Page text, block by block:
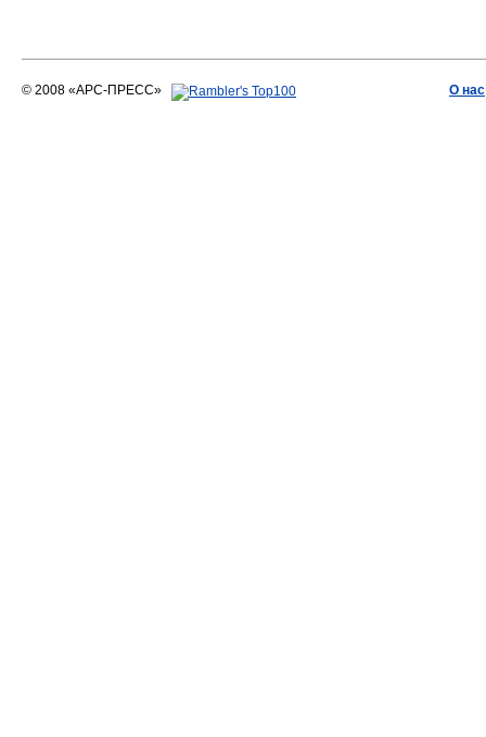
© 2008 «АРС-ПРЕСС» О нас